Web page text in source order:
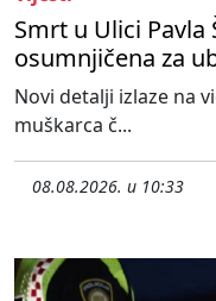
Smrt u Ulici Pavla
osumnjičena za
Novi detalji izlaze na
muškarca č...
08.08.2026. u 10:33